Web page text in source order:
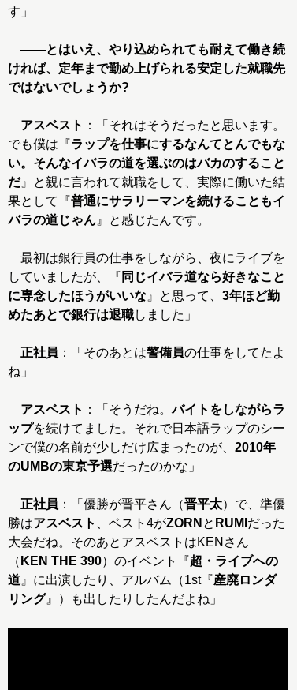
す」
――とはいえ、やり込められても耐えて働き続
ければ、定年まで勤め上げられる安定した就職先
ではないでしょうか?
アスベスト ：「それはそうだったと思います。
でも僕は『ラップを仕事にするなんてとんでもな
い。そんなイバラの道を選ぶのはバカのすること
だ』と親に言われて就職をして、実際に働いた結
果として『普通にサラリーマンを続けることもイ
バラの道じゃん 』と感じたんです。
最初は銀行員の仕事をしながら、夜にライブを
していましたが、『 同じイバラ道なら好きなこと
に専念したほうがいいな 』と思って、 3年ほど勤
めたあとで銀行は退職しました」
正社員 ：「そのあとは警備員の仕事をしてたよ
ね」
アスベスト ：「そうだね。バイトをしながらラ
ップを続けてました。それで日本語ラップのシー
ンで僕の名前が少しだけ広まったのが、 2010年
のUMBの東京予選だったのかな」
正社員 ：「優勝が晋平さん（晋平太）で、準優
勝はアスベスト 、ベスト4がZORN と RUMI だった
大会だね。そのあとアスベストはKENさん
（ KEN THE 390）のイベント『超・ライブへの
道 』に出演したり、アルバム（1st『産廃ロンダ
リング』）も出したりしたんだよね」